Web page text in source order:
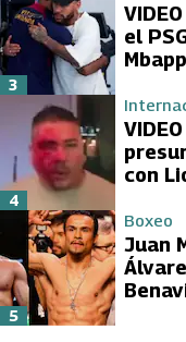
el
3
con
4
Boxeo
Juan
5